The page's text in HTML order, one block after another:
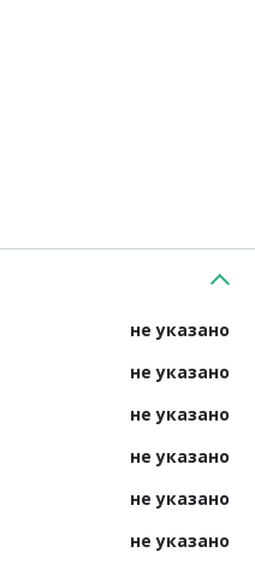
не указано
не указано
не указано
не указано
не указано
не указано